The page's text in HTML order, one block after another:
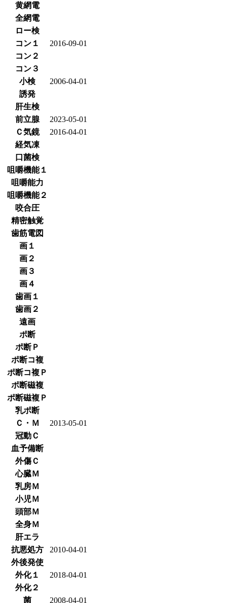
黄網電
全網電
ロー検
コン１
2016-09-01
コン２
コン３
小検
2006-04-01
誘発
肝生検
前立腺
2023-05-01
Ｃ気鏡
2016-04-01
経気凍
口菌検
咀嚼機能１
咀嚼能力
咀嚼機能２
咬合圧
精密触覚
歯筋電図
画１
画２
画３
画４
歯画１
歯画２
遠画
ポ断
ポ断Ｐ
ポ断コ複
ポ断コ複Ｐ
ポ断磁複
ポ断磁複Ｐ
乳ポ断
Ｃ・Ｍ
2013-05-01
冠動Ｃ
血予備断
外傷Ｃ
心臓Ｍ
乳房Ｍ
小児Ｍ
頭部Ｍ
全身Ｍ
肝エラ
抗悪処方
2010-04-01
外後発使
外化１
2018-04-01
外化２
菌
2008-04-01